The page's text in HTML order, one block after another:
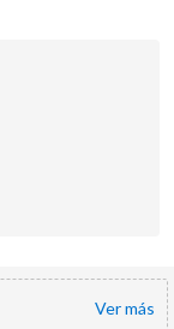
ver más